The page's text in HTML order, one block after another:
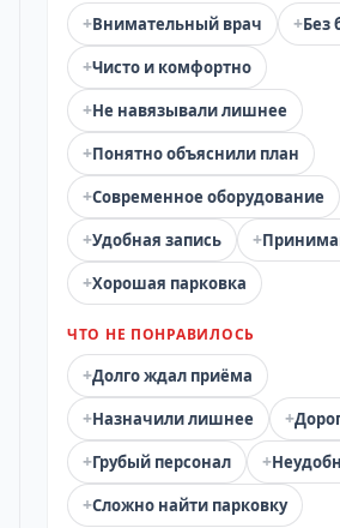
+Внимательный врач +Без
+Чисто и комфортно
+Не навязывали лишнее
+Понятно объяснили план
+Современное оборудование
+Удобная запись +
+Хорошая парковка
ЧТО НЕ ПОНРАВИЛОСЬ
+Долго ждал приёма
+Назначили лишнее +
+Грубый персонал +
+Сложно найти парковку